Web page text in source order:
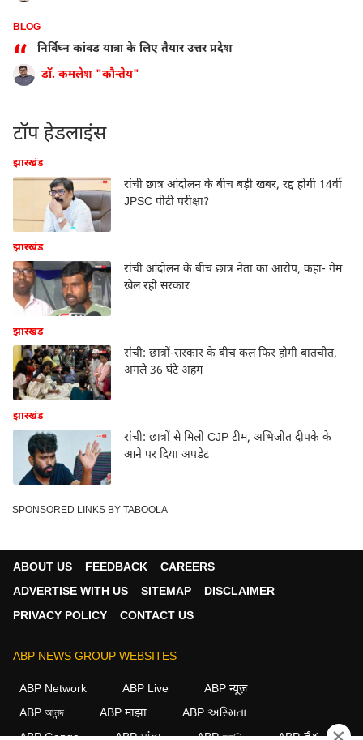
BLOG
“
निर्विघ्न कांवड़ यात्रा के लिए तैयार उत्तर प्रदेश
डॉ. कमलेश "कौन्तेय"
टॉप हेडलाइंस
झारखंड
रांची छात्र आंदोलन के बीच बड़ी खबर, रद्द होगी 14वीं
JPSC पीटी परीक्षा?
झारखंड
रांची आंदोलन के बीच छात्र नेता का आरोप, कहा- गेम
खेल रही सरकार
झारखंड
रांची: छात्रों-सरकार के बीच कल फिर होगी बातचीत,
अगले 36 घंटे अहम
झारखंड
रांची: छात्रों से मिली CJP टीम, अभिजीत दीपके के
आने पर दिया अपडेट
SPONSORED LINKS BY TABOOLA
ABOUT US FEEDBACK
CAREERS
ADVERTISE WITH US
SITEMAP
DISCLAIMER
PRIVACY POLICY
CONTACT US
ABP NEWS GROUP WEBSITES
ABP Network ABP Live
ABP न्यूज़
ABP আনন্দ
ABP माझा
ABP અસ્મિતા